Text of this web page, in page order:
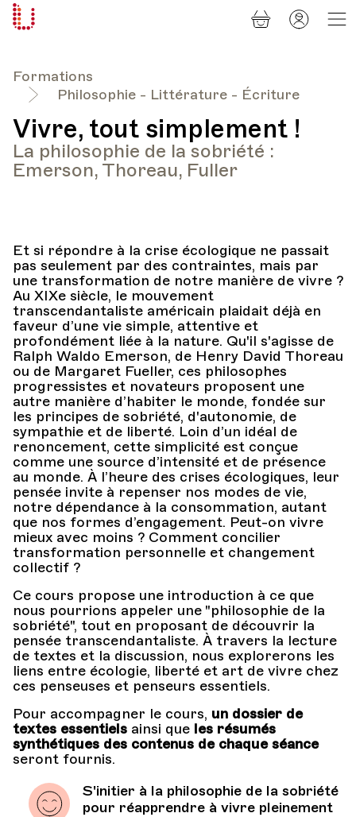
Formations
Philosophie - Littérature - Écriture
Vivre, tout simplement !
La philosophie de la sobriété :
Emerson, Thoreau, Fuller
Et si répondre à la crise écologique ne passait
pas seulement par des contraintes, mais par
une transformation de notre manière de vivre ?
Au XIXe siècle, le mouvement
transcendantaliste américain plaidait déjà en
faveur d’une vie simple, attentive et
profondément liée à la nature. Qu'il s'agisse de
Ralph Waldo Emerson, de Henry David Thoreau
ou de Margaret Fueller, ces philosophes
progressistes et novateurs proposent une
autre manière d’habiter le monde, fondée sur
les principes de sobriété, d'autonomie, de
sympathie et de liberté. Loin d’un idéal de
renoncement, cette simplicité est conçue
comme une source d’intensité et de présence
au monde. À l’heure des crises écologiques, leur
pensée invite à repenser nos modes de vie,
notre dépendance à la consommation, autant
que nos formes d’engagement. Peut-on vivre
mieux avec moins ? Comment concilier
transformation personnelle et changement
collectif ?
Ce cours propose une introduction à ce que
nous pourrions appeler une "philosophie de la
sobriété", tout en proposant de découvrir la
pensée transcendantaliste. À travers la lecture
de textes et la discussion, nous explorerons les
liens entre écologie, liberté et art de vivre chez
ces penseuses et penseurs essentiels.
Pour accompagner le cours, un dossier de
textes essentiels ainsi que les résumés
synthétiques des contenus de chaque séance
seront fournis.
S'initier à la philosophie de la sobriété
pour réapprendre à vivre pleinement
Panier
Mon